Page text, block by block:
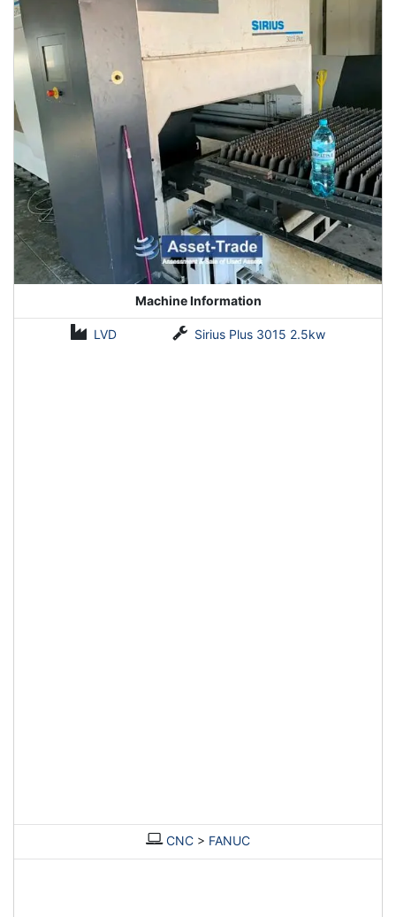
Stahl konstruiert. Das Gerät wird für das Schneiden und
Verdrehen von hochwertigem Stahl verwendet, wo große
Belastungen erforderlich sind. Dies ist ein einzigartiges
Mehrzweck-Stahlblechgerät für eine Vielzahl von Stahlarbeiten.
Kontaktieren Sie Asset-Trade noch heute, um Ihre individuelle
Blechbearbeitungsmaschine zu finden, die Ihren täglichen
flexiblen Produktionsbedarf erhöht.
Machine Information
LVD Sirius Plus 3015 2.5kw
CNC > FANUC